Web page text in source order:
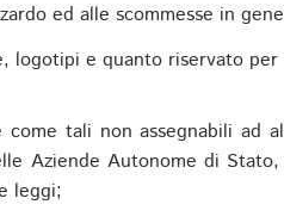
ed alle scommesse in
logotipi e quanto riservato
tali non assegnabili ad
Aziende Autonome di
leggi;